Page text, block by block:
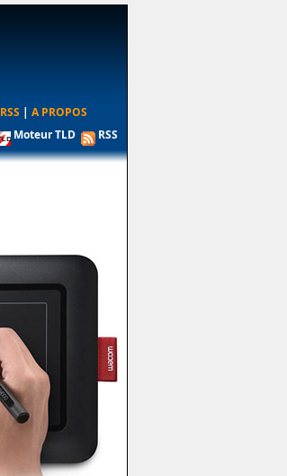
RSS | A PROPOS
Moteur TLD RSS